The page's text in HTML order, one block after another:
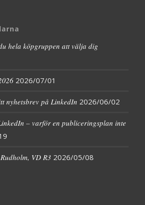
hela köpgruppen att välja dig
2026/07/01
nyhetsbrev på LinkedIn 2026/06/02
– varför en publiceringsplan inte
VD R3 2026/05/08